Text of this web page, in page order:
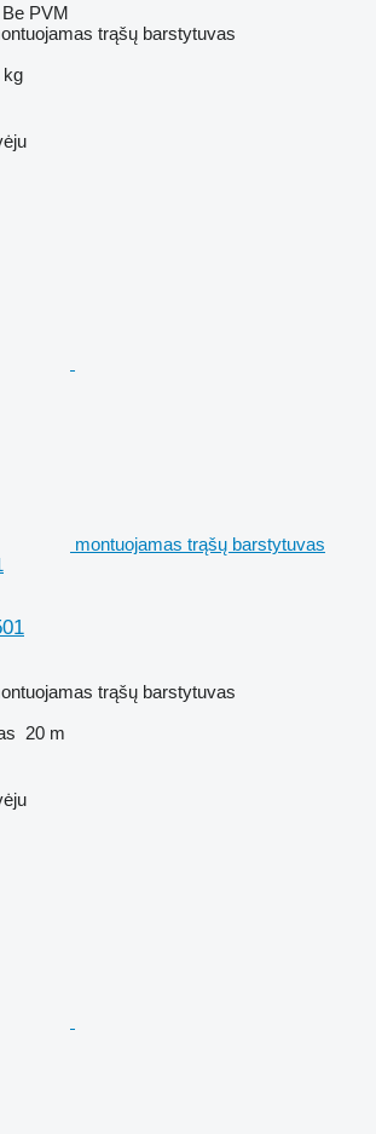
Be PVM
trąšų barstytuvas
kg
montuojamas trąšų barstytuvas
trąšų barstytuvas
20 m